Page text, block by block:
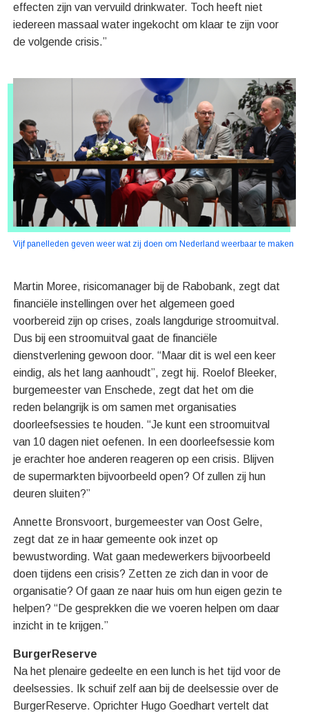
effecten zijn van vervuild drinkwater. Toch heeft niet
iedereen massaal water ingekocht om klaar te zijn voor
de volgende crisis.”
Vijf panelleden geven weer wat zij doen om Nederland weerbaar te maken
Martin Moree, risicomanager bij de Rabobank, zegt dat
financiële instellingen over het algemeen goed
voorbereid zijn op crises, zoals langdurige stroomuitval.
Dus bij een stroomuitval gaat de financiële
dienstverlening gewoon door. “Maar dit is wel een keer
eindig, als het lang aanhoudt”, zegt hij. Roelof Bleeker,
burgemeester van Enschede, zegt dat het om die
reden belangrijk is om samen met organisaties
doorleefsessies te houden. “Je kunt een stroomuitval
van 10 dagen niet oefenen. In een doorleefsessie kom
je erachter hoe anderen reageren op een crisis. Blijven
de supermarkten bijvoorbeeld open? Of zullen zij hun
deuren sluiten?”
Annette Bronsvoort, burgemeester van Oost Gelre,
zegt dat ze in haar gemeente ook inzet op
bewustwording. Wat gaan medewerkers bijvoorbeeld
doen tijdens een crisis? Zetten ze zich dan in voor de
organisatie? Of gaan ze naar huis om hun eigen gezin te
helpen? “De gesprekken die we voeren helpen om daar
inzicht in te krijgen.”
BurgerReserve
Na het plenaire gedeelte en een lunch is het tijd voor de
deelsessies. Ik schuif zelf aan bij de deelsessie over de
BurgerReserve. Oprichter Hugo Goedhart vertelt dat